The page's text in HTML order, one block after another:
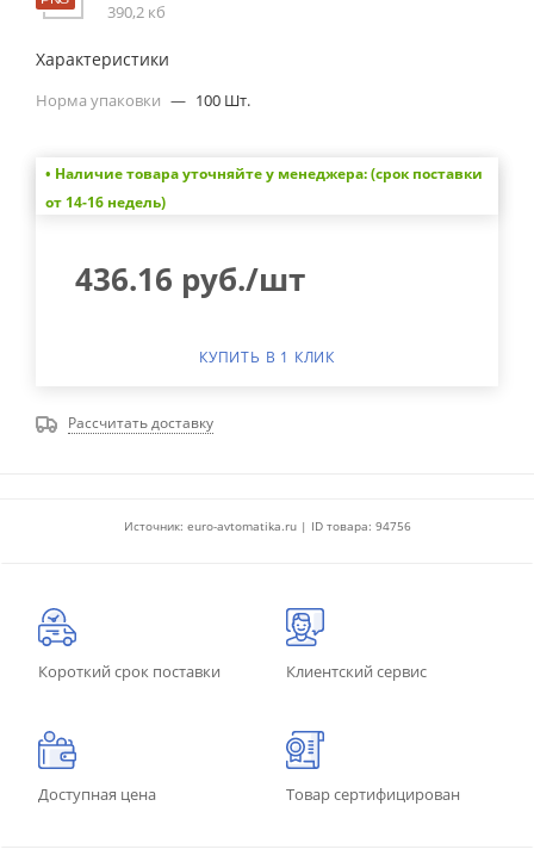
390,2 кб
Характеристики
Норма упаковки — 100 Шт.
• Наличие товара уточняйте у менеджера: (срок поставки
от 14-16 недель)
436.16 руб./шт
КУПИТЬ В 1 КЛИК
Рассчитать доставку
Источник: euro-avtomatika.ru | ID товара: 94756
Короткий срок поставки Клиентский сервис
Доступная цена Товар сертифицирован